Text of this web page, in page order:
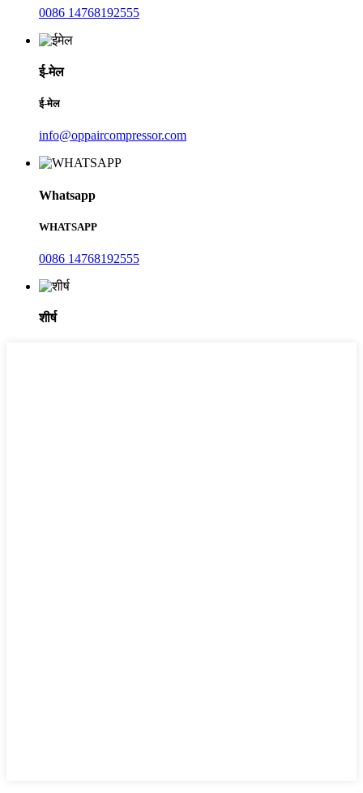
0086 14768192555
ई-मेल
ई-मेल
info@oppaircompressor.com
Whatsapp
WHATSAPP
0086 14768192555
शीर्ष